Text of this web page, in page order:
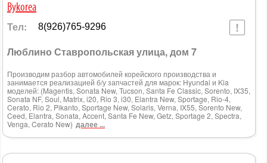
Bykorea
Тел: 8(926)765-9296
Люблино Ставропольская улица, дом 7
Производим разбор автомобилей корейского производства и
занимается реализацией б/у запчастей для марок: Hyundai и Kia
моделей: (Magentis, Sonata New, Tucson, Santa Fe Classic, Sorento, IX35,
Sonata NF, Soul, Matrix, i20, Rio 3, i30, Elantra New, Sportage, Rio-4,
Cerato, Rio 2, Pikanto, Sportage New, Solaris, Verna, IX55, Sorento New,
Ceed, Elantra, Sonata, Accent, Santa Fe New, Getz, Sportage 2, Spectra,
Venga, Cerato New) далее ...